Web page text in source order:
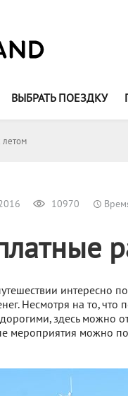
ВЫБРАТЬ ПОЕЗДКУ
10970
интересно
Несмотря на то, что
здесь можно
мероприятия можно